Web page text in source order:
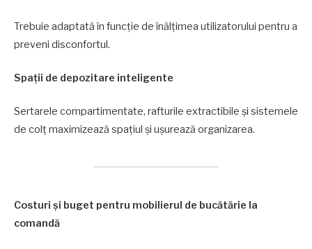
Trebuie adaptată în funcție de înălțimea utilizatorului pentru a
preveni disconfortul.
Spații de depozitare inteligente
Sertarele compartimentate, rafturile extractibile și sistemele
de colț maximizează spațiul și ușurează organizarea.
Costuri și buget pentru mobilierul de bucătărie la
comandă